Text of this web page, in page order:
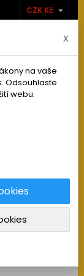
CZK Kč 
shopping_cart0
x
na vaše
Odsouhlaste
webu.